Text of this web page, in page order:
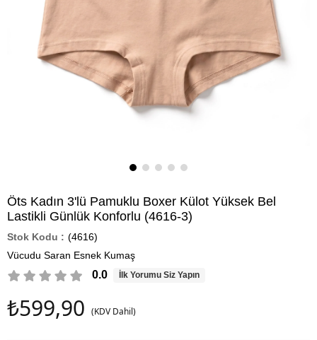
Öts Kadın 3'lü Pamuklu Boxer Külot Yüksek Bel
Lastikli Günlük Konforlu (4616-3)
(4616)
Vücudu Saran Esnek Kumaş
0.0 İlk Yorumu Siz Yapın
₺599,90 (KDV Dahil)